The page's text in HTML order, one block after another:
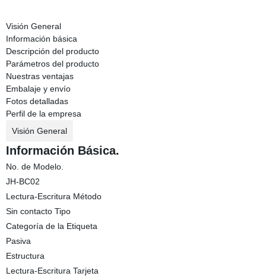
Visión General
Información básica
Descripción del producto
Parámetros del producto
Nuestras ventajas
Embalaje y envío
Fotos detalladas
Perfil de la empresa
Visión General
Información Básica.
No. de Modelo.
JH-BC02
Lectura-Escritura Método
Sin contacto Tipo
Categoría de la Etiqueta
Pasiva
Estructura
Lectura-Escritura Tarjeta